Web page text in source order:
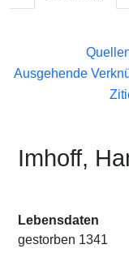
Ausgehende
Imhoff,
Lebensdaten
gestorben 1341